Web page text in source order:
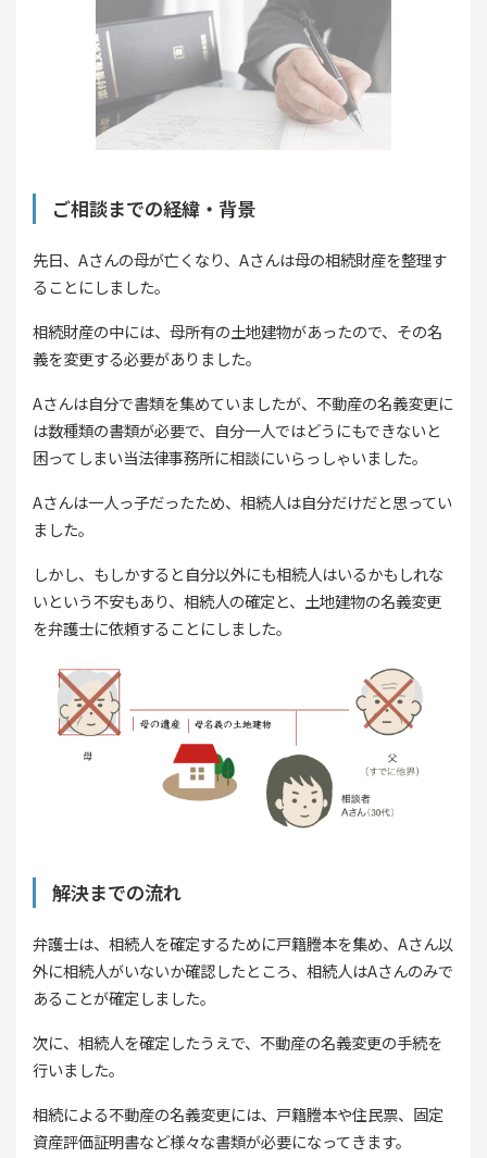
ご相談までの経緯・背景
先日、Aさんの母が亡くなり、Aさんは母の相続財産を整理す
ることにしました。
相続財産の中には、母所有の土地建物があったので、その名
義を変更する必要がありました。
Aさんは自分で書類を集めていましたが、不動産の名義変更に
は数種類の書類が必要で、自分一人ではどうにもできないと
困ってしまい当法律事務所に相談にいらっしゃいました。
Aさんは一人っ子だったため、相続人は自分だけだと思ってい
ました。
しかし、もしかすると自分以外にも相続人はいるかもしれな
いという不安もあり、相続人の確定と、土地建物の名義変更
を弁護士に依頼することにしました。
解決までの流れ
弁護士は、相続人を確定するために戸籍謄本を集め、Aさん以
外に相続人がいないか確認したところ、相続人はAさんのみで
あることが確定しました。
次に、相続人を確定したうえで、不動産の名義変更の手続を
行いました。
相続による不動産の名義変更には、戸籍謄本や住民票、固定
資産評価証明書など様々な書類が必要になってきます。